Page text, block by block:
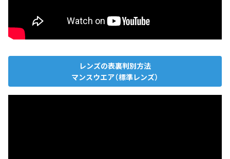
レンズの表裏判別方法
マンスウエア（標準レンズ）